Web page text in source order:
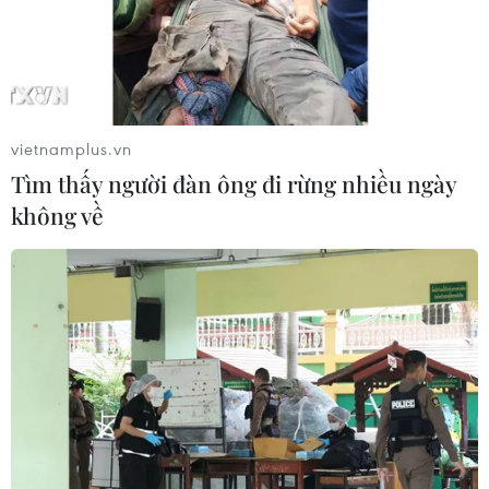
Nhận định Singapore vs
Indonesia (20h ngày 7/8): Cuộc quyết
đấu giành tấm vé bán kết duy nhất
07/08/2026 08:41
Cục diện ASEAN Cup: Việt Nam
quyết giành ngôi đầu, Thái Lan vẫn
có thể bị loại
07/08/2026 02:29
Lịch thi đấu ASEAN Cup 2026 ngày
7/8: Việt Nam hướng đến ngôi đầu
07/08/2026 00:07
vietnamplus.vn
Tìm thấy người đàn ông đi rừng nhiều ngày
không về